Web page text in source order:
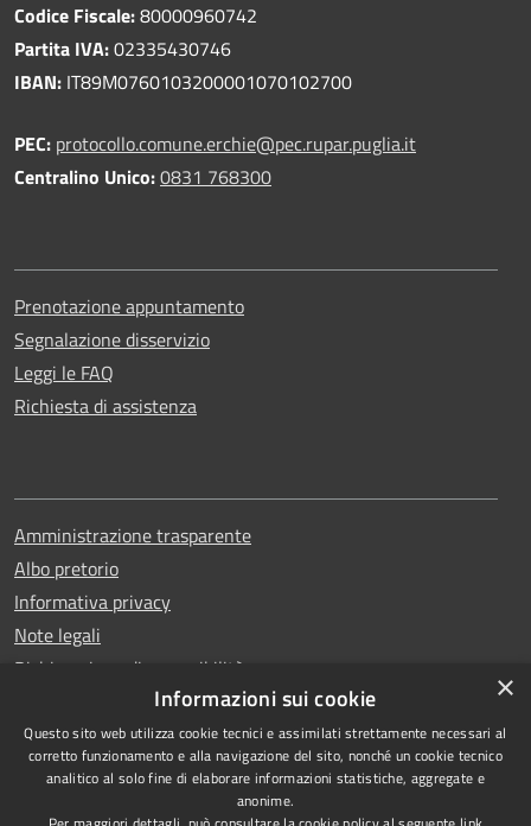
Codice Fiscale:80000960742
Partita IVA:02335430746
IBAN: IT89M0760103200001070102700
PEC: protocollo.comune.erchie@pec.rupar.puglia.it
Centralino Unico:0831 768300
Prenotazione appuntamento
Segnalazione disservizio
Leggi le FAQ
Richiesta di assistenza
Amministrazione trasparente
Albo pretorio
Informativa privacy
Note legali
Dichiarazione di accessibilità
RSS
Copyright © 2026 • Comune di
Erchie • Powered by
×
Informazioni sui cookie
Questo sito web utilizza cookie tecnici e assimilati strettamente necessari al
corretto funzionamento e alla navigazione del sito, nonché un cookie tecnico
analitico al solo fine di elaborare informazioni statistiche, aggregate e
anonime.